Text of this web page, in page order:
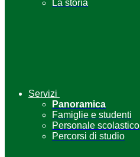
La storia
Servizi
Panoramica
Famiglie e studenti
Personale scolastico
Percorsi di studio